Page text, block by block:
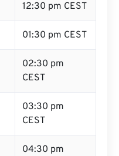
12:30 pm CEST
01:30 pm CEST
02:30 pm
CEST
03:30 pm
CEST
04:30 pm